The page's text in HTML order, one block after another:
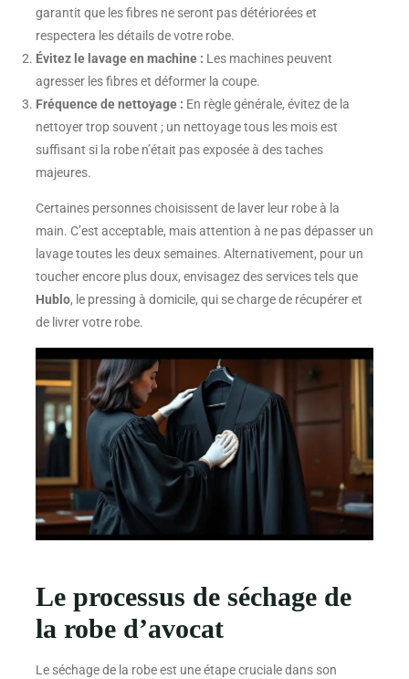
garantit que les fibres ne seront pas détériorées et
respectera les détails de votre robe.
Évitez le lavage en machine : Les machines peuvent
agresser les fibres et déformer la coupe.
Fréquence de nettoyage : En règle générale, évitez de la
nettoyer trop souvent ; un nettoyage tous les mois est
suffisant si la robe n’était pas exposée à des taches
majeures.
Certaines personnes choisissent de laver leur robe à la
main. C’est acceptable, mais attention à ne pas dépasser un
lavage toutes les deux semaines. Alternativement, pour un
toucher encore plus doux, envisagez des services tels que
Hublo, le pressing à domicile, qui se charge de récupérer et
de livrer votre robe.
Le processus de séchage de
la robe d’avocat
Le séchage de la robe est une étape cruciale dans son